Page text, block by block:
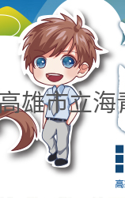
雄市立海